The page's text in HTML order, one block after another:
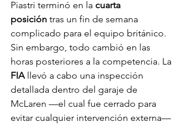
Piastri terminó en la cuarta
posición tras un fin de semana
complicado para el equipo británico.
Sin embargo, todo cambió en las
horas posteriores a la competencia. La
FIA llevó a cabo una inspección
detallada dentro del garaje de
McLaren —el cual fue cerrado para
evitar cualquier intervención externa—